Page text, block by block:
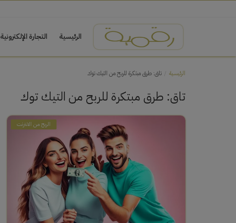
الرئيسية التجارة الإلكترونية
التجارة الإلكترونية
التسويق عبر الإنترنت
الاستثمار والتداول
الربح من الانترنتالرئيسية تاق: طرق مبتكرة للربح من التيك توك
تاق: طرق مبتكرة للربح من التيك توك
الربح من الانترنت